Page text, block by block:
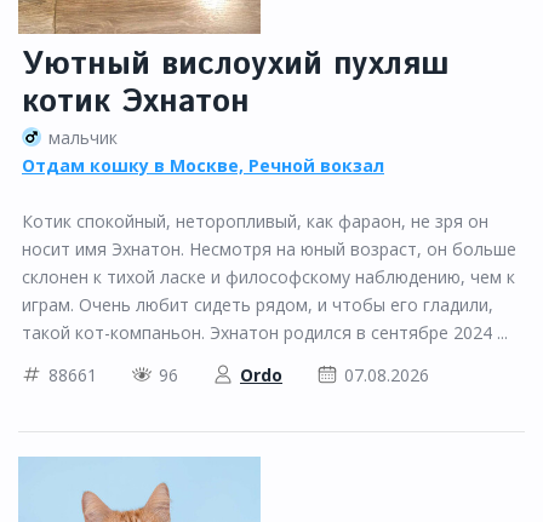
Уютный вислоухий пухляш
котик Эхнатон
мальчик
Отдам кошку в Москве, Речной вокзал
Котик спокойный, неторопливый, как фараон, не зря он
носит имя Эхнатон. Несмотря на юный возраст, он больше
склонен к тихой ласке и философскому наблюдению, чем к
играм. Очень любит сидеть рядом, и чтобы его гладили,
такой кот-компаньон. Эхнатон родился в сентябре 2024 ...
88661
96 Ordo 07.08.2026